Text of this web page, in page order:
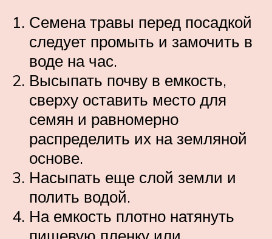
Семена травы перед посадкой
следует промыть и замочить в
воде на час.
Высыпать почву в емкость,
сверху оставить место для
семян и равномерно
распределить их на земляной
основе.
Насыпать еще слой земли и
полить водой.
На емкость плотно натянуть